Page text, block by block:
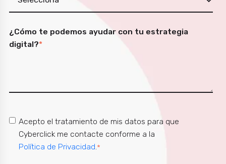
¿Cómo te podemos ayudar con tu estrategia
digital?*
Acepto el tratamiento de mis datos para que
Cyberclick me contacte conforme a la
Política de Privacidad.*